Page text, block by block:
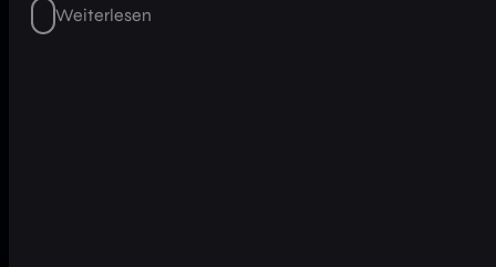
Weiterlesen